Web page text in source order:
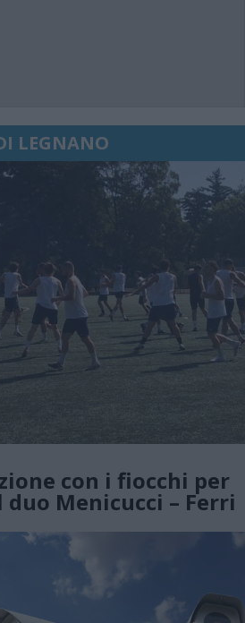
LEGNANO
con i fiocchi per
Menicucci – Ferri